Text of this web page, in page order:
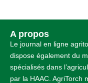
A propos
Le journal en ligne
dispose également du
spécialisés dans
par la HAAC. AgriTorch